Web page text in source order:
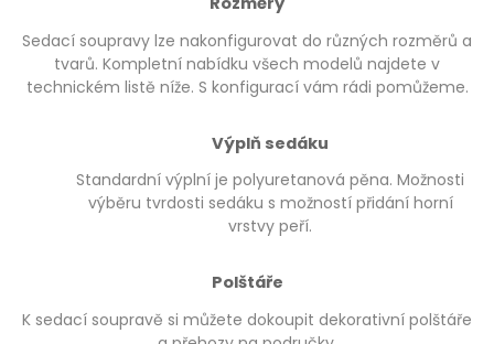
Sedací soupravy lze nakonfigurovat do různých rozměrů a
tvarů. Kompletní nabídku všech modelů najdete v
technickém listě níže. S konfigurací vám rádi pomůžeme.
Výplň sedáku
Standardní výplní je polyuretanová pěna. Možnosti
výběru tvrdosti sedáku s možností přidání horní
vrstvy peří.
Polštáře
K sedací soupravě si můžete dokoupit dekorativní polštáře